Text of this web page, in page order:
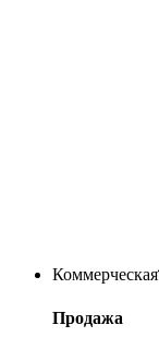
Коммерческая
Продажа